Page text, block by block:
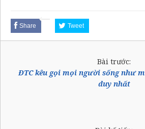
Share Tweet
Bài trước:
ĐTC kêu gọi mọi người sống như
duy nhất